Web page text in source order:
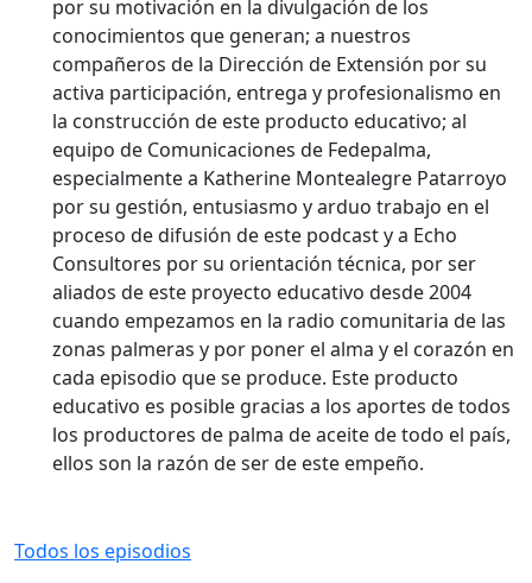
por su motivación en la divulgación de los
conocimientos que generan; a nuestros
compañeros de la Dirección de Extensión por su
activa participación, entrega y profesionalismo en
la construcción de este producto educativo; al
equipo de Comunicaciones de Fedepalma,
especialmente a Katherine Montealegre Patarroyo
por su gestión, entusiasmo y arduo trabajo en el
proceso de difusión de este podcast y a Echo
Consultores por su orientación técnica, por ser
aliados de este proyecto educativo desde 2004
cuando empezamos en la radio comunitaria de las
zonas palmeras y por poner el alma y el corazón en
cada episodio que se produce. Este producto
educativo es posible gracias a los aportes de todos
los productores de palma de aceite de todo el país,
ellos son la razón de ser de este empeño.
Todos los episodios